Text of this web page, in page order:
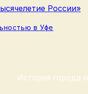
России»
в Уфе
История города